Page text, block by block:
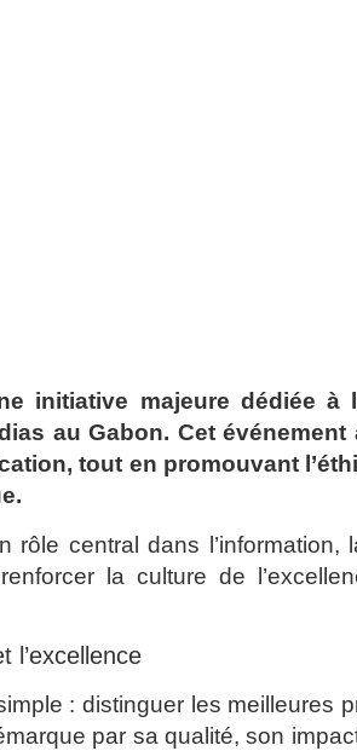
initiative majeure dédiée
au Gabon. Cet événement
tout en promouvant
central dans l’information,
la culture de
l’excellence
: distinguer les meilleures
par sa qualité, son